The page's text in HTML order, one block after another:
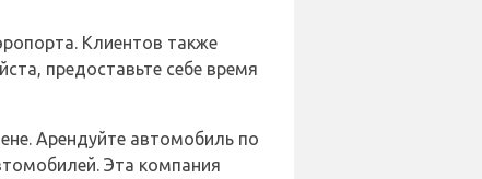
Клиентов также
предоставьте себе время
Арендуйте автомобиль по
Эта компания